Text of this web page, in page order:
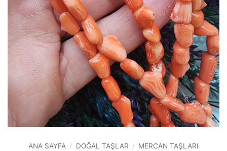
ANA SAYFA / DOĞAL TAŞLAR / MERCAN TAŞLARI